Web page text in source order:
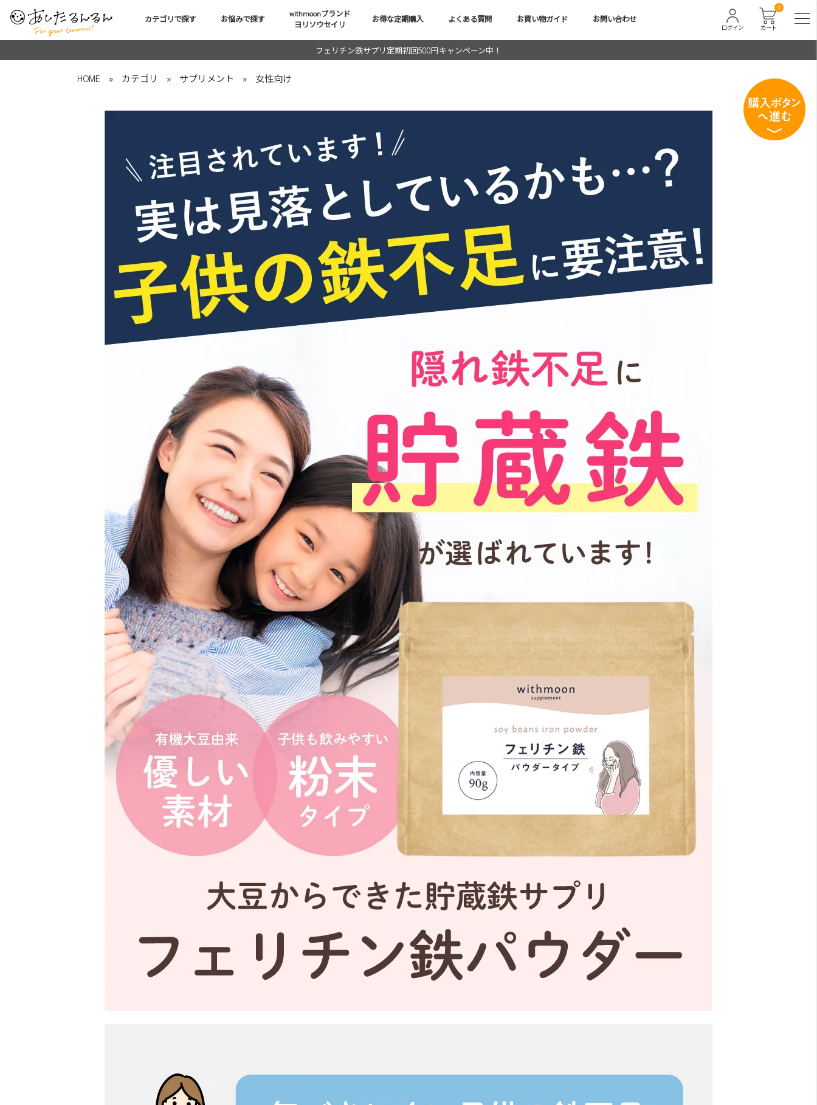
カテゴリで探す お悩みで探す
withmoonブランド
ヨリソウセイリ
お得な定期購入 よくある質問 お買い物ガイド お問い合わせ
カート
0
ログイン
フェリチン鉄サプリ定期初回500円キャンペーン中！
HOME » カテゴリ » サプリメント » 女性向け